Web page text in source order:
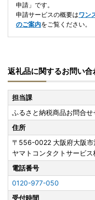
申請」です。
申請サービスの概要はワン
のご案内をご覧ください。
返礼品に関するお問い合
担当課
ふるさと納税商品お問合せ
住所
〒556-0022 大阪府大阪
ヤマトコンタクトサービス
電話番号
0120-977-050
受付時間